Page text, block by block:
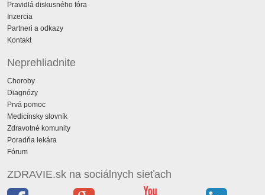
Pravidlá diskusného fóra
Inzercia
Partneri a odkazy
Kontakt
Neprehliadnite
Choroby
Diagnózy
Prvá pomoc
Medicínsky slovník
Zdravotné komunity
Poradňa lekára
Fórum
ZDRAVIE.sk na sociálnych sieťach